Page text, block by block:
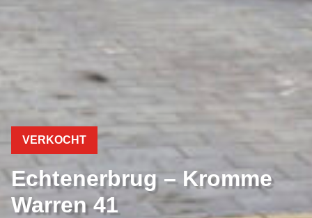
VERKOCHT
Echtenerbrug – Kromme
Warren 41